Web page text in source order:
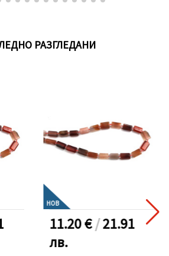
РАЗГЛЕДАНИ
НОВ
11.20 €/21.91
лв.